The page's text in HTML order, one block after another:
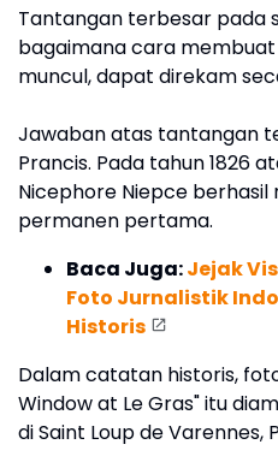
Tantangan terbesar pada
bagaimana cara
muncul, dapat direkam
Jawaban atas tantangan
Prancis. Pada tahun 1826
Nicephore Niepce
permanen pertama.
Baca Juga:Jejak
Foto Jurnalistik
Historis
Dalam catatan historis,
Window at Le Gras" itu
di Saint Loup de Varennes,